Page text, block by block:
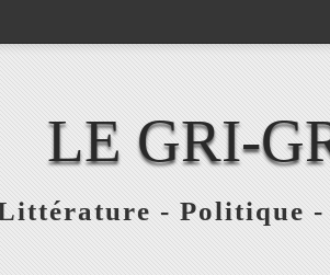
LE GRI-
- Politique -